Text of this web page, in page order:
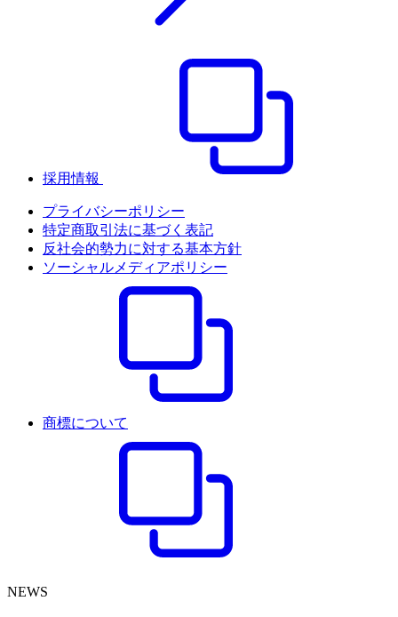
採用情報
プライバシーポリシー
特定商取引法に基づく表記
反社会的勢力に対する基本方針
ソーシャルメディアポリシー
商標について
NEWS